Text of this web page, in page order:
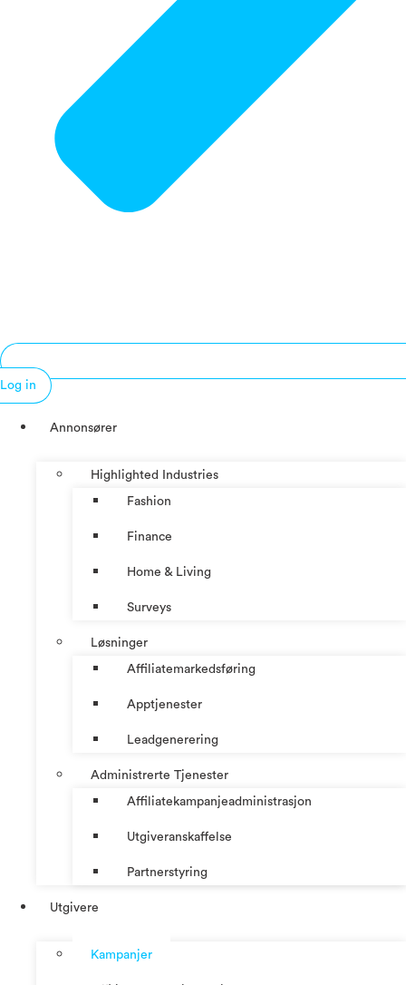
Log in
Annonsører
Highlighted Industries
Fashion
Finance
Home & Living
Surveys
Løsninger
Affiliatemarkedsføring
Apptjenester
Leadgenerering
Administrerte Tjenester
Affiliatekampanjeadministrasjon
Utgiveranskaffelse
Partnerstyring
Utgivere
Kampanjer